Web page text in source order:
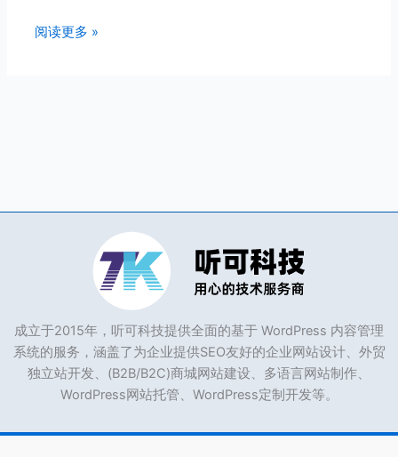
阅读更多 »
成立于2015年，听可科技提供全面的基于 WordPress 内容管理
系统的服务，涵盖了为企业提供SEO友好的企业网站设计、外贸
独立站开发、(B2B/B2C)商城网站建设、多语言网站制作、
WordPress网站托管、WordPress定制开发等。